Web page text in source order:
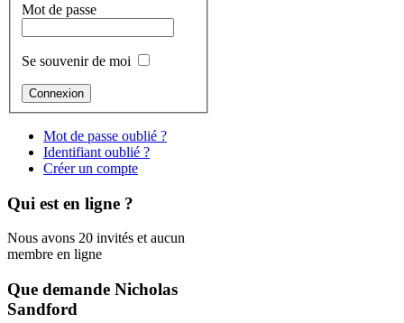
Mot de passe
Se souvenir de moi
Mot de passe oublié ?
Identifiant oublié ?
Créer un compte
Qui est en ligne ?
Nous avons 20 invités et aucun
membre en ligne
Que demande Nicholas
Sandford